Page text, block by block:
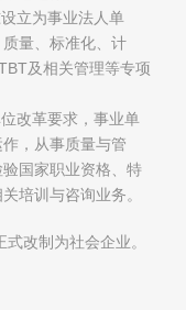
立为事业法人单
量、标准化、计
及相关管理等专项
改革要求，事业单
，从事质量与管
国家职业资格、特
培训与咨询业务。
改制为社会企业。